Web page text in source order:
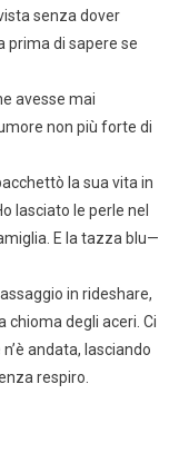
senza dover
prima di sapere se
avesse mai
non più forte di
la sua vita in
lasciato le perle nel
E la tazza blu—
in rideshare,
degli aceri. Ci
andata, lasciando
respiro.